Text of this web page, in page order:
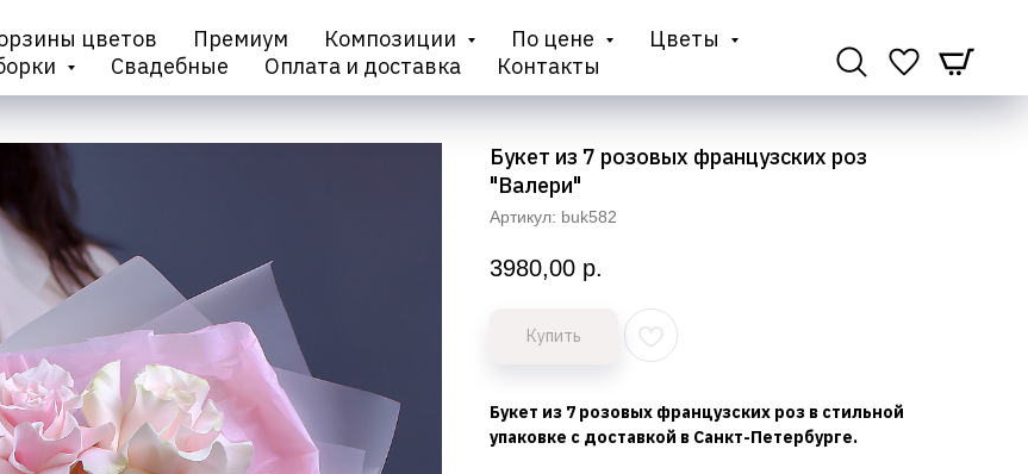
цветов Премиум Композиции По цене
Цветы
Свадебные Оплата и доставка Контакты
Букет из 7 розовых французских роз
"Валери"
Артикул: buk582
3980,00 р.
Купить
Букет из 7 розовых французских роз в стильной
упаковке с доставкой в Санкт-Петербурге.